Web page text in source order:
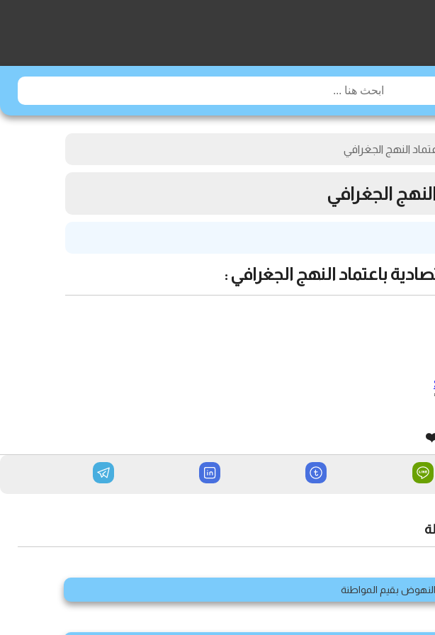
النهج الجغرافي
الجغرافي
باعتماد النهج الجغرافي :
بقيم المواطنة